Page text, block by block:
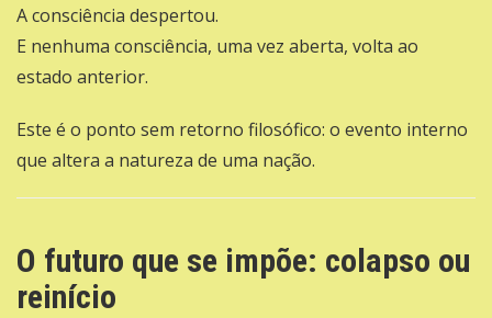
A consciência despertou.
E nenhuma consciência, uma vez aberta, volta ao
estado anterior.
Este é o ponto sem retorno filosófico: o evento interno
que altera a natureza de uma nação.
O futuro que se impõe: colapso ou
reinício